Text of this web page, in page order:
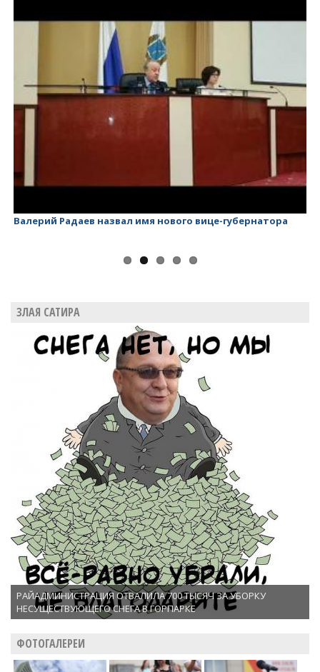
Валерий Радаев назвал имя нового вице-губернатора
ЗЛАЯ САТИРА
РАЙАДМИНИСТРАЦИЯ ОТВАЛИЛА 700 ТЫСЯЧ ЗА УБОРКУ
НЕСУЩЕСТВУЮЩЕГО СНЕГА В ГОРПАРКЕ
ФОТОГАЛЕРЕИ